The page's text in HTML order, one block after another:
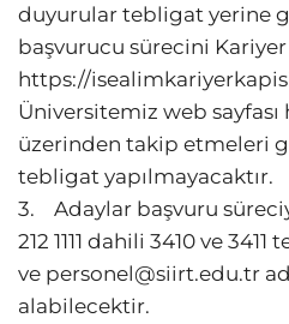
duyurular tebligat yerine
başvurucu sürecini Kariyer
https://
Üniversitemiz web
üzerinden takip etmeleri
tebligat yapılmayacaktır.
3. Adaylar başvuru
212 1111 dahili 3410 ve
ve personel@siirt.edu.tr
alabilecektir.